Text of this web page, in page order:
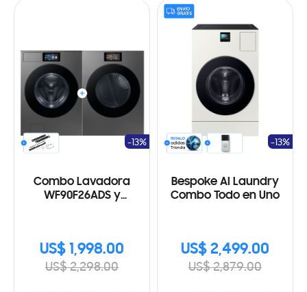
Combo Lavadora
WF90F26ADS y
US$ 1,998.00
US$ 2,298.00
-13%
Bespoke AI Laundry
Combo Todo en Uno
US$ 2,499.00
US$ 2,879.00
-13%